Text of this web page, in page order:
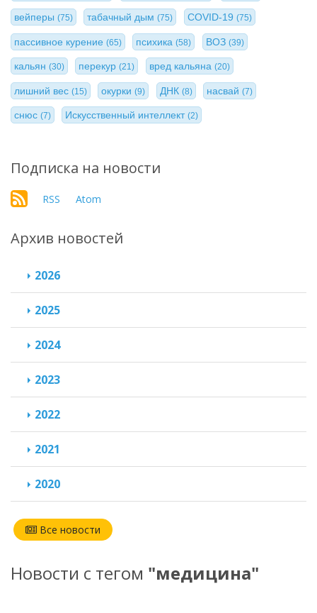
Новости с тегом "медицина"
вейперы (75) табачный дым(75) COVID-19 (75)
пассивное курение (65) психика(58) ВОЗ (39)
кальян (30) перекур(21) вред кальяна (20)
лишний вес (15) окурки(9) ДНК (8) насвай(7)
снюс (7) Искусственный интеллект(2)
Подписка на новости
RSS Atom
Архив новостей
2026
2025
2024
2023
2022
2021
2020
Все новости